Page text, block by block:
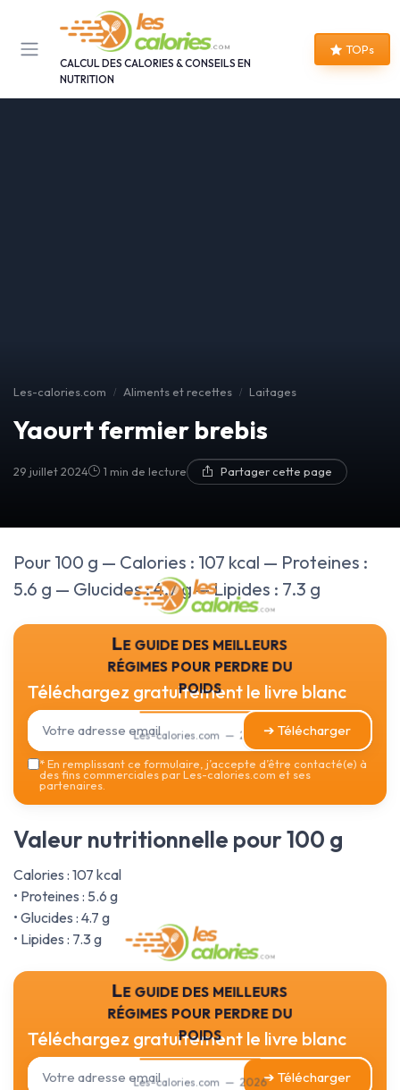
CALCUL DES CALORIES & CONSEILS EN
NUTRITION
TOPs
Les-calories.com Aliments et recettes Laitages
Yaourt fermier brebis
29 juillet 2024 1 min de lecture Partager cette page
Pour 100 g — Calories : 107 kcal — Proteines :
5.6 g — Glucides : 4.7 g — Lipides : 7.3 g
Le guide des meilleurs
régimes pour perdre du
poids
Les-calories.com — 2026
Téléchargez gratuitement le livre blanc
➔ Télécharger
*En remplissant ce formulaire, j’accepte d’être contacté(e) à
des fins commerciales par Les-calories.com et ses
partenaires.
Valeur nutritionnelle pour 100 g
Calories : 107 kcal
• Proteines : 5.6 g
• Glucides : 4.7 g
• Lipides : 7.3 g
Le guide des meilleurs
régimes pour perdre du
poids
Les-calories.com — 2026
Téléchargez gratuitement le livre blanc
➔ Télécharger
Panneau de gestion des cookies